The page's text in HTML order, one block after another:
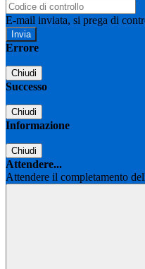
E-mail inviata, si prega di
Errore
Chiudi
Successo
Chiudi
Informazione
Chiudi
Attendere...
Attendere il completamento